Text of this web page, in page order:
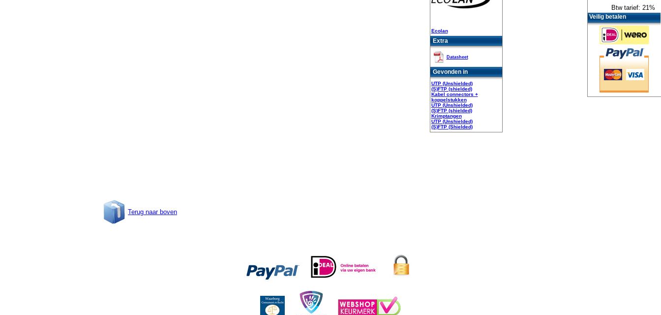
Ecolan
Extra
Datasheet
Gevonden in
UTP (Unshielded)
(S)FTP (shielded)
Kabel connectors +
koppelstukken
UTP (Unshielded)
(S)FTP (shielded)
Krimptangen
UTP (Unshielded)
(S)FTP (Shielded)
Terug naar boven
Btw tarief: 21%
Veilig betalen